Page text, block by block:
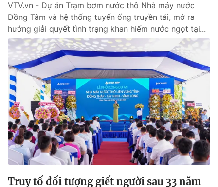
Photo Infographic
Video Shorts video
VTV Money VTV Thể thao
VTV Sức khoẻ Bất động sản
Thị trường 24h Tấm lòng Việt
VTV4 Vươn mình bằng AI
VTV9 VTV8
VTV.vn - Dự án Trạm bơm nước thô Nhà máy nước
Đồng Tâm và hệ thống tuyến ống truyền tải, mở ra
hướng giải quyết tình trạng khan hiếm nước ngọt tại...
Truy tố đối tượng giết người sau 33 năm